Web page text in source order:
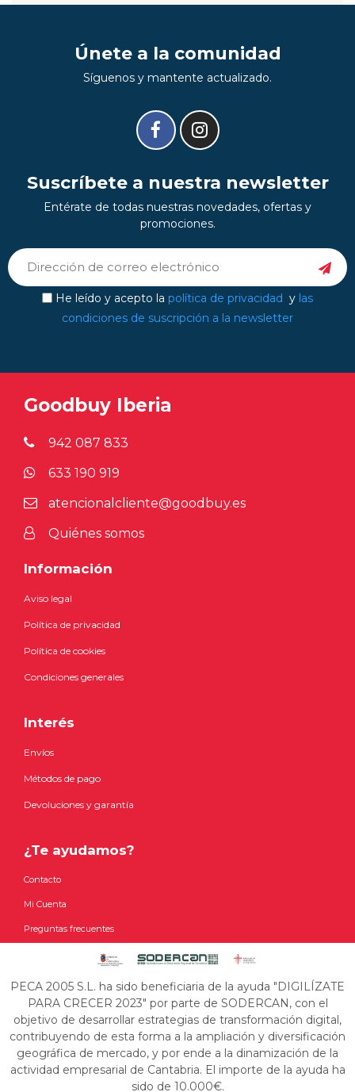
Únete a la comunidad
Síguenos y mantente actualizado.
Suscríbete a nuestra newsletter
Entérate de todas nuestras novedades, ofertas y
promociones.
He leído y acepto la política de privacidad y las
condiciones de suscripción a la newsletter
Goodbuy Iberia
942 087 833
633 190 919
atencionalcliente@goodbuy.es
Quiénes somos
Información
Aviso legal
Política de privacidad
Política de cookies
Condiciones generales
Interés
Envíos
Métodos de pago
Devoluciones y garantía
¿Te ayudamos?
Contacto
Mi Cuenta
Preguntas frecuentes
PECA 2005 S.L. ha sido beneficiaria de la ayuda "DIGILÍZATE
PARA CRECER 2023" por parte de SODERCAN, con el
objetivo de desarrollar estrategias de transformación digital,
contribuyendo de esta forma a la ampliación y diversificación
geográfica de mercado, y por ende a la dinamización de la
actividad empresarial de Cantabria. El importe de la ayuda ha
sido de 10.000€.